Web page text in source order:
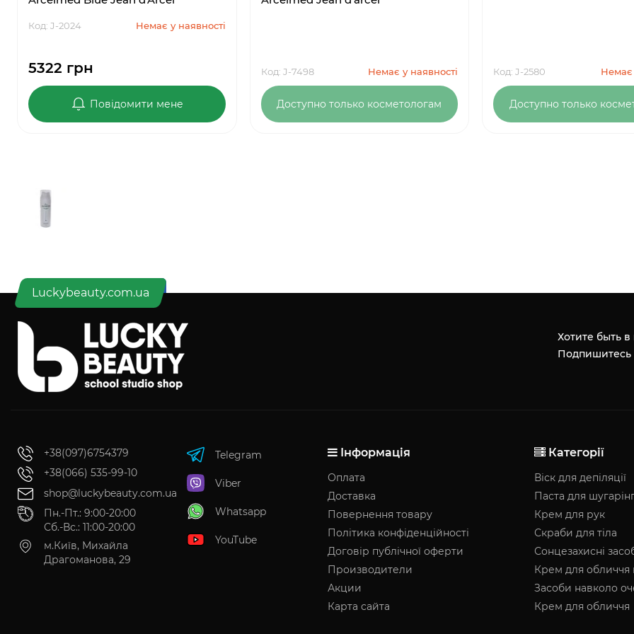
Код: J-2024 Немає у наявності
5322 грн
Повідомити мене
Код: J-7498 Немає у наявності
Доступно только косметологам
Код: J-2580 Немає
Доступно только
Luckybeauty.com.ua
Хотите быть
Подпишитесь
+38(097)6754379
+38(066) 535-99-10
shop@luckybeauty.com.ua
Пн.-Пт.: 9:00-20:00
Сб.-Вс.: 11:00-20:00
м.Київ, Михайла
Драгоманова, 29
Telegram
Viber
Whatsapp
YouTube
Інформація
Оплата
Доставка
Повернення товару
Політика конфіденційності
Договір публічної оферти
Производители
Акции
Карта сайта
Категорії
Віск для депіляції
Паста для
Крем для рук
Скраби для тіла
Сонцезахисні
Крем для обличчя
Засоби навколо
Крем для обличчя